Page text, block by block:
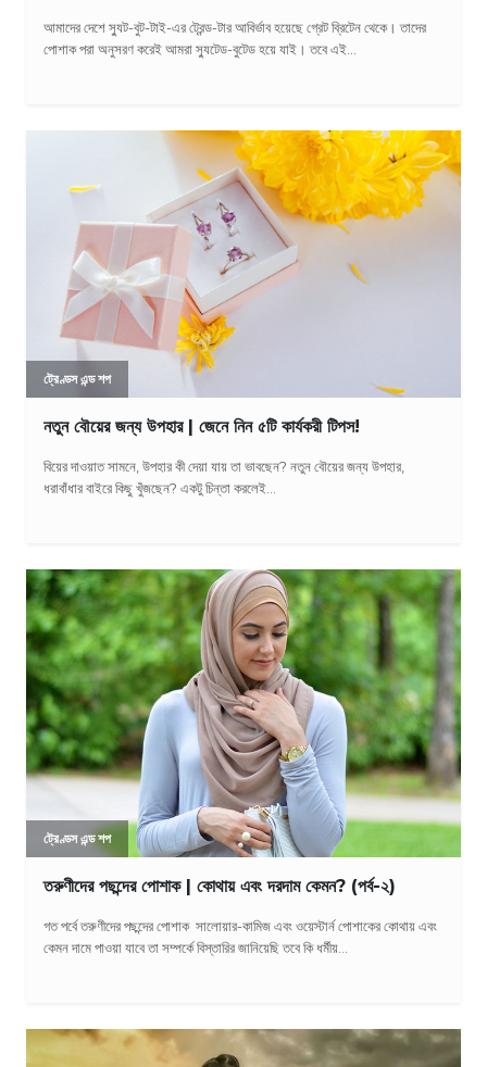
আমাদের দেশে স্যুট-বুট-টাই-এর ট্রেন্ড-টার আবির্ভাব হয়েছে গ্রেট ব্রিটেন থেকে। তাদের
পোশাক পরা অনুসরণ করেই আমরা স্যুটেড-বুটেড হয়ে যাই। তবে এই...
ট্রেণ্ডস এন্ড শপ
নতুন বৌয়ের জন্য উপহার | জেনে নিন ৫টি কার্যকরী টিপস!
বিয়ের দাওয়াত সামনে, উপহার কী দেয়া যায় তা ভাবছেন? নতুন বৌয়ের জন্য উপহার,
ধরাবাঁধার বাইরে কিছু খুঁজছেন? একটু চিন্তা করলেই...
ট্রেণ্ডস এন্ড শপ
তরুণীদের পছন্দের পোশাক | কোথায় এবং দরদাম কেমন? (পর্ব-২)
গত পর্বে তরুণীদের পছন্দের পোশাক সালোয়ার-কামিজ এবং ওয়েস্টার্ন পোশাকের কোথায় এবং
কেমন দামে পাওয়া যাবে তা সম্পর্কে বিস্তারির জানিয়েছি তবে কি ধর্মীয়...